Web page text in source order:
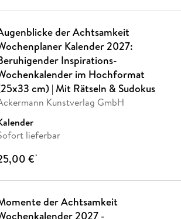
der Achtsamkeit
Kalender 2027:
Inspirations-
im Hochformat
cm) | Mit Rätseln & Sudokus
Kunstverlag GmbH
lieferbar
€*
der Achtsamkeit
2027 -